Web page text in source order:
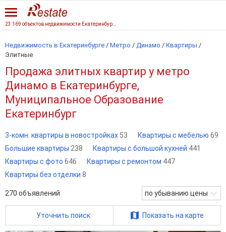
Недвижимость в Екатеринбурге / Метро / Динамо / Квартиры /
Элитные
Продажа элитных квартир у метро
Динамо в Екатеринбурге,
Муниципальное Образование
Екатеринбург
3-комн. квартиры в новостройках 53 Квартиры с мебелью 69
Большие квартиры 238 Квартиры с большой кухней 441
Квартиры с фото 646 Квартиры с ремонтом 447
Квартиры без отделки 8
270 объявлений по убыванию цены
Уточнить поиск Показать на карте